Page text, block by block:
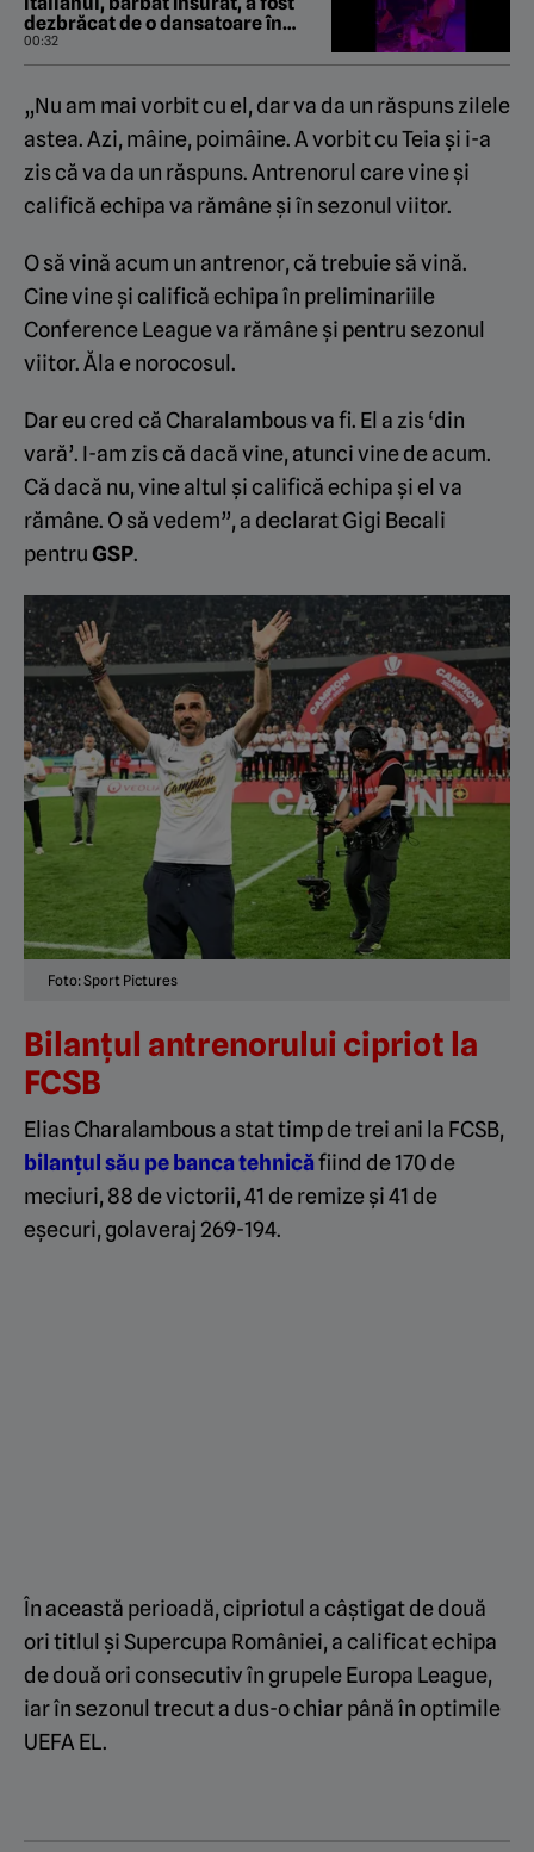
dezbrăcat de o dansatoare în
Mykonos!
00:32
„Nu am mai vorbit cu el, dar va da un răspuns zilele
astea. Azi, mâine, poimâine. A vorbit cu Teia și i-a
zis că va da un răspuns. Antrenorul care vine și
califică echipa va rămâne și în sezonul viitor.
O să vină acum un antrenor, că trebuie să vină.
Cine vine și califică echipa în preliminariile
Conference League va rămâne și pentru sezonul
viitor. Ăla e norocosul.
Dar eu cred că Charalambous va fi. El a zis ‘din
vară’. I-am zis că dacă vine, atunci vine de acum.
Că dacă nu, vine altul și califică echipa și el va
rămâne. O să vedem”, a declarat Gigi Becali
pentruGSP.
Foto: Sport Pictures
Bilanțul antrenorului cipriot la
FCSB
Elias Charalambous a stat timp de trei ani la FCSB,
bilanțul său pe banca tehnicăfiind de 170 de
meciuri, 88 de victorii, 41 de remize și 41 de
eșecuri, golaveraj 269-194.
În această perioadă, cipriotul a câștigat de două
ori titlul și Supercupa României, a calificat echipa
de două ori consecutiv în grupele Europa League,
iar în sezonul trecut a dus-o chiar până în optimile
UEFA EL.